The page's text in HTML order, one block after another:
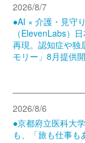
2026/8/7
●AI × 介護・見守
（ElevenLabs）
再現。認知症や独
モリー」8月提供
2026/8/6
●京都府立医科大
も、「旅も仕事も